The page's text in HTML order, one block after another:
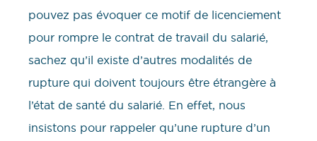
pouvez pas évoquer ce motif de licenciement
pour rompre le contrat de travail du salarié,
sachez qu’il existe d’autres modalités de
rupture qui doivent toujours être étrangère à
l’état de santé du salarié. En effet, nous
insistons pour rappeler qu’une rupture d’un